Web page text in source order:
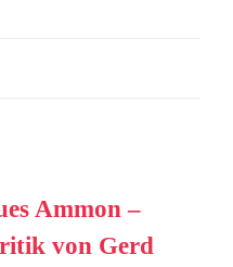
Ammon –
von Gerd